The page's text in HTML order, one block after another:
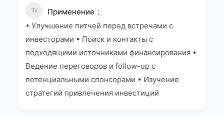
Применение
• Улучшение питчей перед встречами с
инвесторами • Поиск и контакты с
подходящими источниками финансирования •
Ведение переговоров и follow-up с
потенциальными спонсорами • Изучение
стратегий привлечения инвестиций